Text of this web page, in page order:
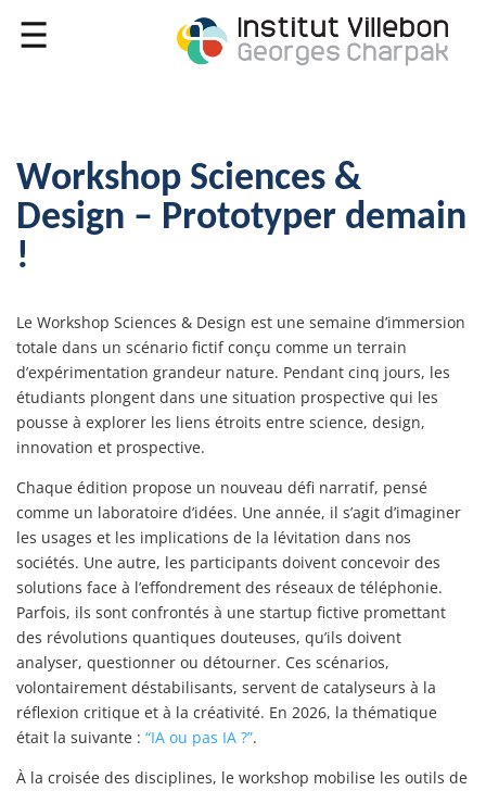
Workshop Sciences &
Design – Prototyper demain
!
Le Workshop Sciences & Design est une semaine d’immersion
totale dans un scénario fictif conçu comme un terrain
d’expérimentation grandeur nature. Pendant cinq jours, les
étudiants plongent dans une situation prospective qui les
pousse à explorer les liens étroits entre science, design,
innovation et prospective.
Chaque édition propose un nouveau défi narratif, pensé
comme un laboratoire d’idées. Une année, il s’agit d’imaginer
les usages et les implications de la lévitation dans nos
sociétés. Une autre, les participants doivent concevoir des
solutions face à l’effondrement des réseaux de téléphonie.
Parfois, ils sont confrontés à une startup fictive promettant
des révolutions quantiques douteuses, qu’ils doivent
analyser, questionner ou détourner. Ces scénarios,
volontairement déstabilisants, servent de catalyseurs à la
réflexion critique et à la créativité. En 2026, la thématique
était la suivante : “IA ou pas IA ?”.
À la croisée des disciplines, le workshop mobilise les outils de